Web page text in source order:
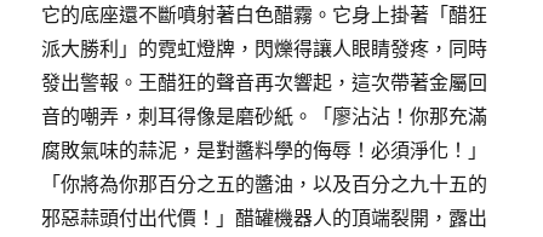
它的底座還不斷噴射著白色醋霧。它身上掛著「醋狂
派大勝利」的霓虹燈牌，閃爍得讓人眼睛發疼，同時
發出警報。王醋狂的聲音再次響起，這次帶著金屬回
音的嘲弄，刺耳得像是磨砂紙。「廖沾沾！你那充滿
腐敗氣味的蒜泥，是對醬料學的侮辱！必須淨化！」
「你將為你那百分之五的醬油，以及百分之九十五的
邪惡蒜頭付出代價！」醋罐機器人的頂端裂開，露出